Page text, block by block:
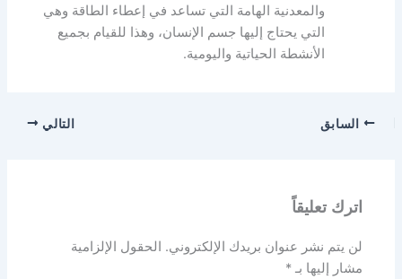
والمعدنية الهامة التي تساعد في إعطاء الطاقة وهي
التي يحتاج إليها جسم الإنسان، وهذا للقيام بجميع
الأنشطة الحياتية واليومية.
السابق التالي
اترك تعليقاً
لن يتم نشر عنوان بريدك الإلكتروني. الحقول الإلزامية
مشار إليها بـ*